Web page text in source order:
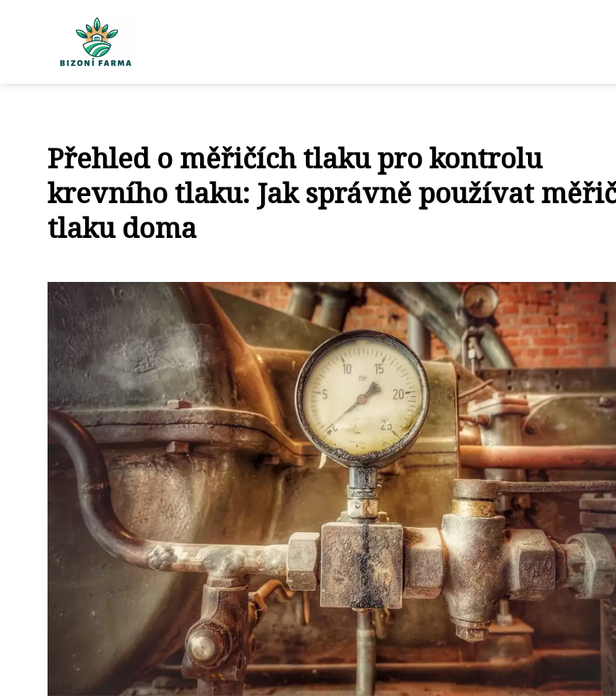
Přehled o měřičích tlaku pro kontrolu
krevního tlaku: Jak správně používat
tlaku doma